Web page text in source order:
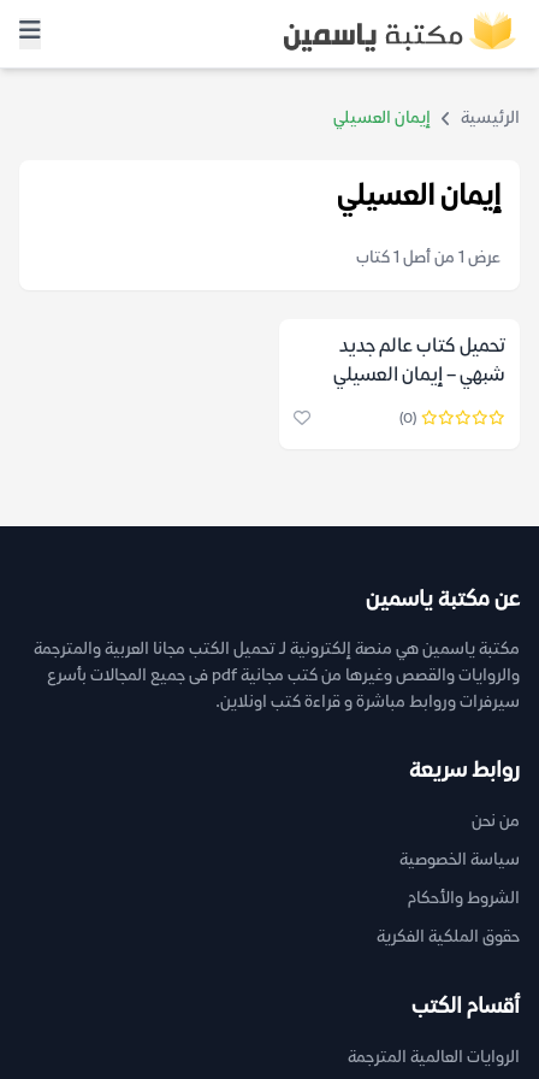
الرئيسية إيمان العسيلي
إيمان العسيلي
عرض 1 من أصل 1 كتاب
تحميل كتاب عالم جديد
شبهي – إيمان العسيلي
(0)
عن مكتبة ياسمين
مكتبة ياسمين هي منصة إلكترونية لـ تحميل الكتب مجانا العربية والمترجمة
والروايات والقصص وغيرها من كتب مجانية pdf فى جميع المجالات بأسرع
سيرفرات وروابط مباشرة و قراءة كتب اونلاين.
روابط سريعة
من نحن
سياسة الخصوصية
الشروط والأحكام
حقوق الملكية الفكرية
أقسام الكتب
الروايات العالمية المترجمة